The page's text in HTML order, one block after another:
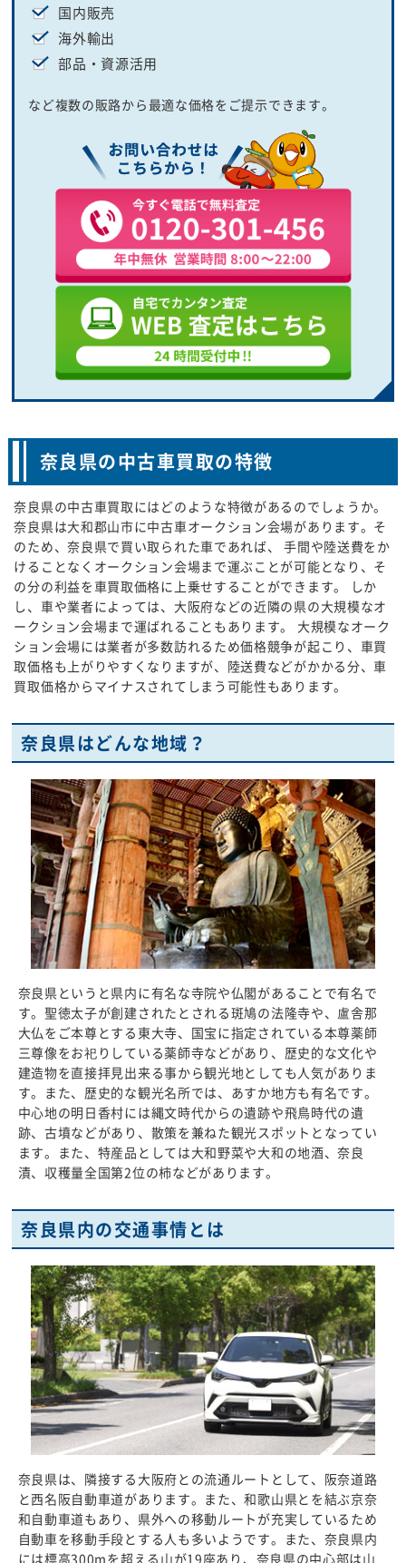
国内販売
海外輸出
部品・資源活用
など複数の販路から最適な価格をご提示できます。
奈良県の中古車買取の特徴
奈良県の中古車買取にはどのような特徴があるのでしょうか。
奈良県は大和郡山市に中古車オークション会場があります。そ
のため、奈良県で買い取られた車であれば、 手間や陸送費をか
けることなくオークション会場まで運ぶことが可能となり、そ
の分の利益を車買取価格に上乗せすることができます。 しか
し、車や業者によっては、大阪府などの近隣の県の大規模なオ
ークション会場まで運ばれることもあります。 大規模なオーク
ション会場には業者が多数訪れるため価格競争が起こり、車買
取価格も上がりやすくなりますが、陸送費などがかかる分、車
買取価格からマイナスされてしまう可能性もあります。
奈良県はどんな地域？
奈良県というと県内に有名な寺院や仏閣があることで有名で
す。聖徳太子が創建されたとされる斑鳩の法隆寺や、盧舎那
大仏をご本尊とする東大寺、国宝に指定されている本尊薬師
三尊像をお祀りしている薬師寺などがあり、歴史的な文化や
建造物を直接拝見出来る事から観光地としても人気がありま
す。また、歴史的な観光名所では、あすか地方も有名です。
中心地の明日香村には縄文時代からの遺跡や飛鳥時代の遺
跡、古墳などがあり、散策を兼ねた観光スポットとなってい
ます。また、特産品としては大和野菜や大和の地酒、奈良
漬、収穫量全国第2位の柿などがあります。
奈良県内の交通事情とは
奈良県は、隣接する大阪府との流通ルートとして、阪奈道路
と西名阪自動車道があります。また、和歌山県とを結ぶ京奈
和自動車道もあり、県外への移動ルートが充実しているため
自動車を移動手段とする人も多いようです。また、奈良県内
には標高300mを超える山が19座あり、奈良県の中心部は山